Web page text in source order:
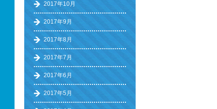
2017年10月
2017年9月
2017年8月
2017年7月
2017年6月
2017年5月